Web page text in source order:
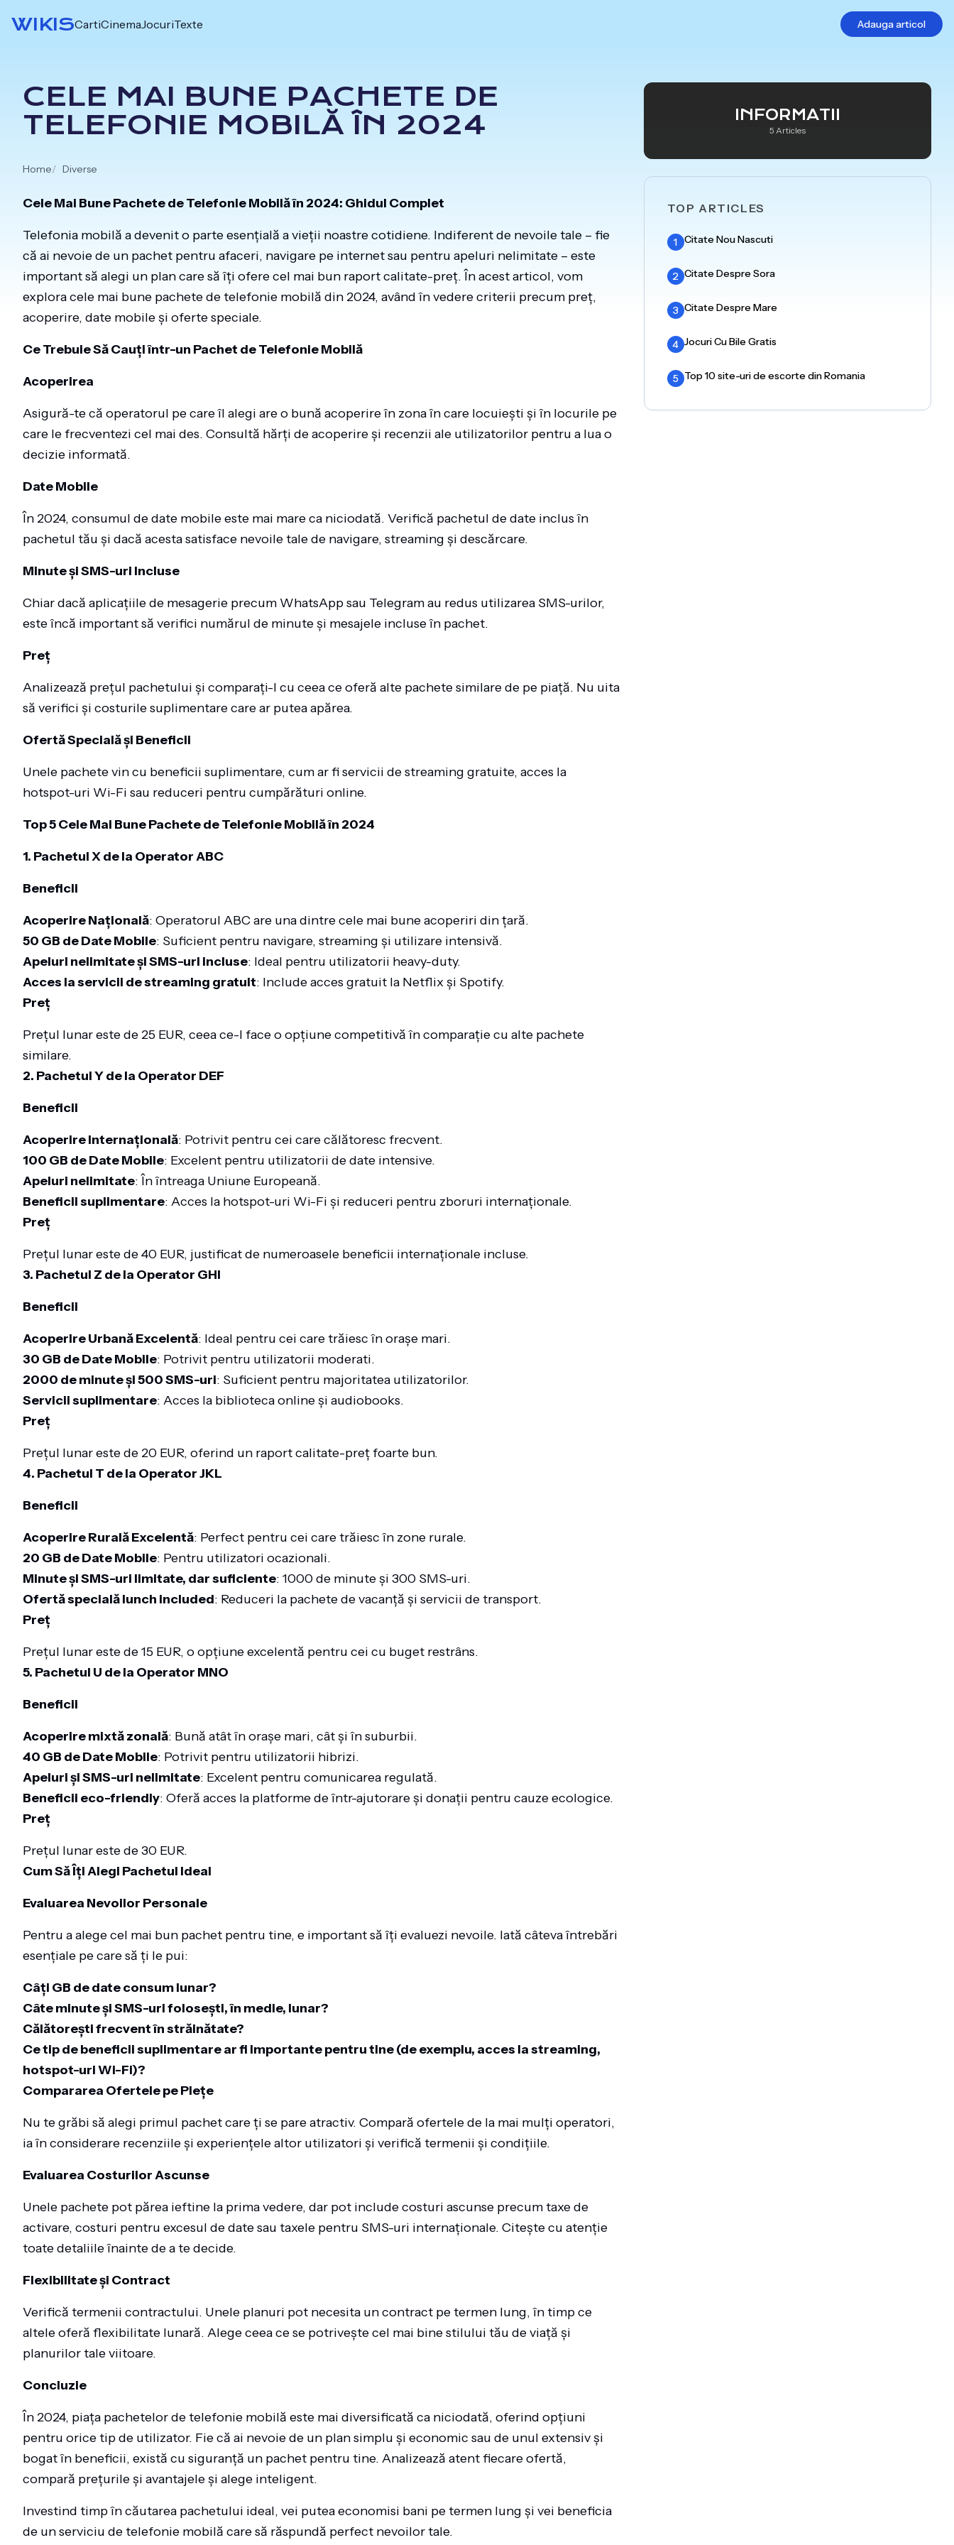
WIKISCartiCinemaJocuriTexte Adauga articol
CELE MAI BUNE PACHETE DE
TELEFONIE MOBILĂ ÎN 2024
Home Diverse
Cele Mai Bune Pachete de Telefonie Mobilă în 2024: Ghidul Complet
Telefonia mobilă a devenit o parte esențială a vieții noastre cotidiene. Indiferent de nevoile tale – fie
că ai nevoie de un pachet pentru afaceri, navigare pe internet sau pentru apeluri nelimitate – este
important să alegi un plan care să îți ofere cel mai bun raport calitate-preț. În acest articol, vom
explora cele mai bune pachete de telefonie mobilă din 2024, având în vedere criterii precum preț,
acoperire, date mobile și oferte speciale.
Ce Trebuie Să Cauți într-un Pachet de Telefonie Mobilă
Acoperirea
Asigură-te că operatorul pe care îl alegi are o bună acoperire în zona în care locuiești și în locurile pe
care le frecventezi cel mai des. Consultă hărți de acoperire și recenzii ale utilizatorilor pentru a lua o
decizie informată.
Date Mobile
În 2024, consumul de date mobile este mai mare ca niciodată. Verifică pachetul de date inclus în
pachetul tău și dacă acesta satisface nevoile tale de navigare, streaming și descărcare.
Minute și SMS-uri Incluse
Chiar dacă aplicațiile de mesagerie precum WhatsApp sau Telegram au redus utilizarea SMS-urilor,
este încă important să verifici numărul de minute și mesajele incluse în pachet.
Preț
Analizează prețul pachetului și comparați-l cu ceea ce oferă alte pachete similare de pe piață. Nu uita
să verifici și costurile suplimentare care ar putea apărea.
Ofertă Specială și Beneficii
Unele pachete vin cu beneficii suplimentare, cum ar fi servicii de streaming gratuite, acces la
hotspot-uri Wi-Fi sau reduceri pentru cumpărături online.
Top 5 Cele Mai Bune Pachete de Telefonie Mobilă în 2024
1. Pachetul X de la Operator ABC
Beneficii
Acoperire Națională: Operatorul ABC are una dintre cele mai bune acoperiri din țară.
50 GB de Date Mobile: Suficient pentru navigare, streaming și utilizare intensivă.
Apeluri nelimitate și SMS-uri incluse: Ideal pentru utilizatorii heavy-duty.
Acces la servicii de streaming gratuit: Include acces gratuit la Netflix și Spotify.
Preț
Prețul lunar este de 25 EUR, ceea ce-l face o opțiune competitivă în comparație cu alte pachete
similare.
2. Pachetul Y de la Operator DEF
Beneficii
Acoperire Internațională: Potrivit pentru cei care călătoresc frecvent.
100 GB de Date Mobile: Excelent pentru utilizatorii de date intensive.
Apeluri nelimitate: În întreaga Uniune Europeană.
Beneficii suplimentare: Acces la hotspot-uri Wi-Fi și reduceri pentru zboruri internaționale.
Preț
Prețul lunar este de 40 EUR, justificat de numeroasele beneficii internaționale incluse.
3. Pachetul Z de la Operator GHI
Beneficii
Acoperire Urbană Excelentă: Ideal pentru cei care trăiesc în orașe mari.
30 GB de Date Mobile: Potrivit pentru utilizatorii moderati.
2000 de minute și 500 SMS-uri: Suficient pentru majoritatea utilizatorilor.
Servicii suplimentare: Acces la biblioteca online și audiobooks.
Preț
Prețul lunar este de 20 EUR, oferind un raport calitate-preț foarte bun.
4. Pachetul T de la Operator JKL
Beneficii
Acoperire Rurală Excelentă: Perfect pentru cei care trăiesc în zone rurale.
20 GB de Date Mobile: Pentru utilizatori ocazionali.
Minute și SMS-uri limitate, dar suficiente: 1000 de minute și 300 SMS-uri.
Ofertă specială lunch included: Reduceri la pachete de vacanță și servicii de transport.
Preț
Prețul lunar este de 15 EUR, o opțiune excelentă pentru cei cu buget restrâns.
5. Pachetul U de la Operator MNO
Beneficii
Acoperire mixtă zonală: Bună atât în orașe mari, cât și în suburbii.
40 GB de Date Mobile: Potrivit pentru utilizatorii hibrizi.
Apeluri și SMS-uri nelimitate: Excelent pentru comunicarea regulată.
Beneficii eco-friendly: Oferă acces la platforme de într-ajutorare și donații pentru cauze ecologice.
Preț
Prețul lunar este de 30 EUR.
Cum Să Îți Alegi Pachetul Ideal
Evaluarea Nevoilor Personale
Pentru a alege cel mai bun pachet pentru tine, e important să îți evaluezi nevoile. Iată câteva întrebări
esențiale pe care să ți le pui:
Câți GB de date consum lunar?
Câte minute și SMS-uri folosești, în medie, lunar?
Călătorești frecvent în străinătate?
Ce tip de beneficii suplimentare ar fi importante pentru tine (de exemplu, acces la streaming,
hotspot-uri Wi-Fi)?
Compararea Ofertele pe Piețe
Nu te grăbi să alegi primul pachet care ți se pare atractiv. Compară ofertele de la mai mulți operatori,
ia în considerare recenziile și experiențele altor utilizatori și verifică termenii și condițiile.
Evaluarea Costurilor Ascunse
Unele pachete pot părea ieftine la prima vedere, dar pot include costuri ascunse precum taxe de
activare, costuri pentru excesul de date sau taxele pentru SMS-uri internaționale. Citește cu atenție
toate detaliile înainte de a te decide.
Flexibilitate și Contract
Verifică termenii contractului. Unele planuri pot necesita un contract pe termen lung, în timp ce
altele oferă flexibilitate lunară. Alege ceea ce se potrivește cel mai bine stilului tău de viață și
planurilor tale viitoare.
Concluzie
În 2024, piața pachetelor de telefonie mobilă este mai diversificată ca niciodată, oferind opțiuni
pentru orice tip de utilizator. Fie că ai nevoie de un plan simplu și economic sau de unul extensiv și
bogat în beneficii, există cu siguranță un pachet pentru tine. Analizează atent fiecare ofertă,
compară prețurile și avantajele și alege inteligent.
Investind timp în căutarea pachetului ideal, vei putea economisi bani pe termen lung și vei beneficia
de un serviciu de telefonie mobilă care să răspundă perfect nevoilor tale.
INFORMATII
5 Articles
TOP ARTICLES
1 Citate Nou Nascuti
2 Citate Despre Sora
3 Citate Despre Mare
4 Jocuri Cu Bile Gratis
5 Top 10 site-uri de escorte din Romania